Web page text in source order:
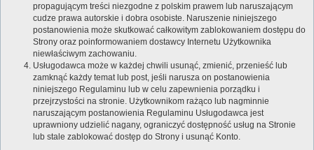
propagującym treści niezgodne z polskim prawem lub naruszającym
cudze prawa autorskie i dobra osobiste. Naruszenie niniejszego
postanowienia może skutkować całkowitym zablokowaniem dostępu do
Strony oraz poinformowaniem dostawcy Internetu Użytkownika
niewłaściwym zachowaniu.
Usługodawca może w każdej chwili usunąć, zmienić, przenieść lub
zamknąć każdy temat lub post, jeśli narusza on postanowienia
niniejszego Regulaminu lub w celu zapewnienia porządku i
przejrzystości na stronie. Użytkownikom rażąco lub nagminnie
naruszającym postanowienia Regulaminu Usługodawca jest
uprawniony udzielić nagany, ograniczyć dostępność usług na Stronie
lub stale zablokować dostęp do Strony i usunąć Konto.